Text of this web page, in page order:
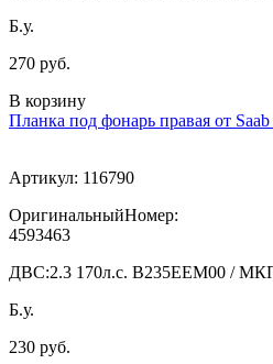
Б.у.
270 руб.
В корзину
Планка под фонарь правая от
Артикул: 116790
ОригинальныйНомер:
4593463
ДВС:2.3 170л.с. В235ЕЕМ00 /
Б.у.
230 руб.